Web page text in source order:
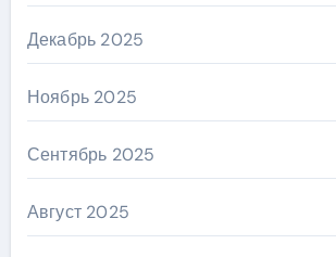
Декабрь 2025
Ноябрь 2025
Сентябрь 2025
Август 2025